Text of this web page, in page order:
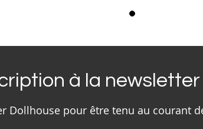
à la
Dollhouse pour être tenu au courant